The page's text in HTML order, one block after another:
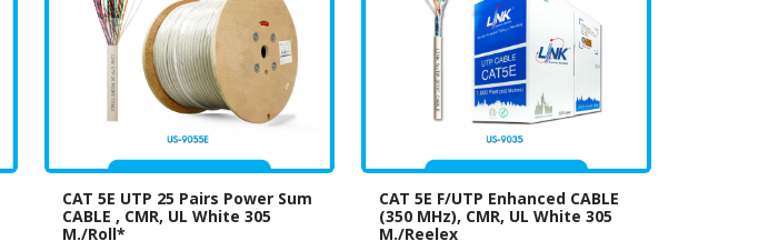
CAT 5E UTP 25 Pairs Power Sum
CABLE , CMR, UL White 305
M./Roll*
CAT 5E F/UTP Enhanced CABLE
(350 MHz), CMR, UL White 305
M./Reelex